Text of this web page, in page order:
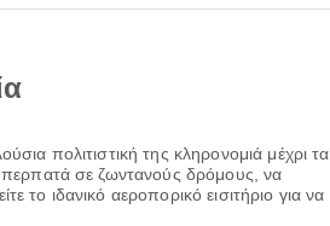
πολιτιστική της κληρονομιά μέχρι τα
περπατά σε ζωντανούς δρόμους, να
το ιδανικό αεροπορικό εισιτήριο για να